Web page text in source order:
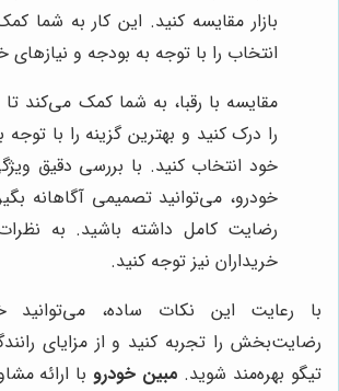
بازار مقایسه کنید. این کار به شما
انتخاب را با توجه به بودجه و
مقایسه با رقبا، به شما کمک می‌کند
را درک کنید و بهترین گزینه را با
خود انتخاب کنید. با بررسی دقیق
خودرو، می‌توانید تصمیمی آگاهانه
رضایت کامل داشته باشید. به
خریداران نیز توجه کنید.
با رعایت این نکات ساده،
رضایت‌بخش را تجربه کنید و از مزایای
تیگو بهره‌مند شوید. مبین خودرو با ارائه